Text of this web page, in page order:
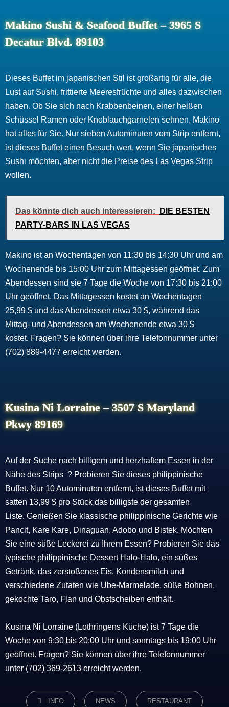
Makino Sushi & Seafood Buffet – 3965 S
Decatur Blvd. 89103
Dieses Buffet im japanischen Stil ist großartig für alle, die
Lust auf Sushi, frittierte Meeresfrüchte und alles dazwischen
haben. Ob Sie sich nach Krabbenbeinen, einer heißen
Schüssel Ramen oder Knoblauchgarnelen sehnen, Makino
hat alles für Sie. Nur sieben Autominuten vom Strip entfernt,
ist dieses Buffet einen Besuch wert, wenn Sie japanisches
Sushi möchten, aber nicht die Preise des Las Vegas Strip
wollen.
Das könnte dich auch interessieren:
DIE BESTEN
PARTY-BARS IN LAS VEGAS
Makino ist an Wochentagen von 11:30 bis 14:30 Uhr und am
Wochenende bis 15:00 Uhr zum Mittagessen geöffnet. Zum
Abendessen sind sie 7 Tage die Woche von 17:30 bis 21:00
Uhr geöffnet. Das Mittagessen kostet an Wochentagen
25,99 $ und das Abendessen etwa 30 $, während das
Mittag- und Abendessen am Wochenende etwa 30 $
kostet. Fragen? Sie können über ihre Telefonnummer unter
(702) 889-4477 erreicht werden.
Kusina Ni Lorraine – 3507 S Maryland
Pkwy 89169
Auf der Suche nach billigem und herzhaftem Essen in der
Nähe des Strips ? Probieren Sie dieses philippinische
Buffet. Nur 10 Autominuten entfernt, ist dieses Buffet mit
satten 13,99 $ pro Stück das billigste der gesamten
Liste. Genießen Sie klassische philippinische Gerichte wie
Pancit, Kare Kare, Dinaguan, Adobo und Bistek. Möchten
Sie eine süße Leckerei zu Ihrem Essen? Probieren Sie das
typische philippinische Dessert Halo-Halo, ein süßes
Getränk, das zerstoßenes Eis, Kondensmilch und
verschiedene Zutaten wie Ube-Marmelade, süße Bohnen,
gekochte Taro, Flan und Obstscheiben enthält.
Kusina Ni Lorraine (Lothringens Küche) ist 7 Tage die
Woche von 9:30 bis 20:00 Uhr und sonntags bis 19:00 Uhr
geöffnet. Fragen? Sie können über ihre Telefonnummer
unter (702) 369-2613 erreicht werden.
CATEGORIES
INFO NEWS RESTAURANT